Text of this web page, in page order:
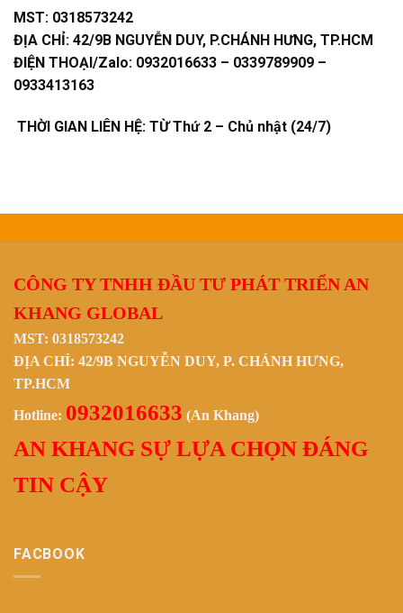
MST: 0318573242
ĐỊA CHỈ: 42/9B NGUYỄN DUY, P.CHÁNH HƯNG, TP.HCM
ĐIỆN THOẠI/Zalo: 0932016633 – 0339789909 –
0933413163
THỜI GIAN LIÊN HỆ: TỪ Thứ 2 – Chủ nhật (24/7)
CÔNG TY TNHH ĐẦU TƯ PHÁT TRIỂN AN
KHANG GLOBAL
MST: 0318573242
ĐỊA CHỈ: 42/9B NGUYỄN DUY, P. CHÁNH HƯNG,
TP.HCM
Hotline: 0932016633 (An Khang)
AN KHANG SỰ LỰA CHỌN ĐÁNG
TIN CẬY
FACBOOK